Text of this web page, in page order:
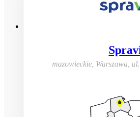
mazowieckie, Warszawa,